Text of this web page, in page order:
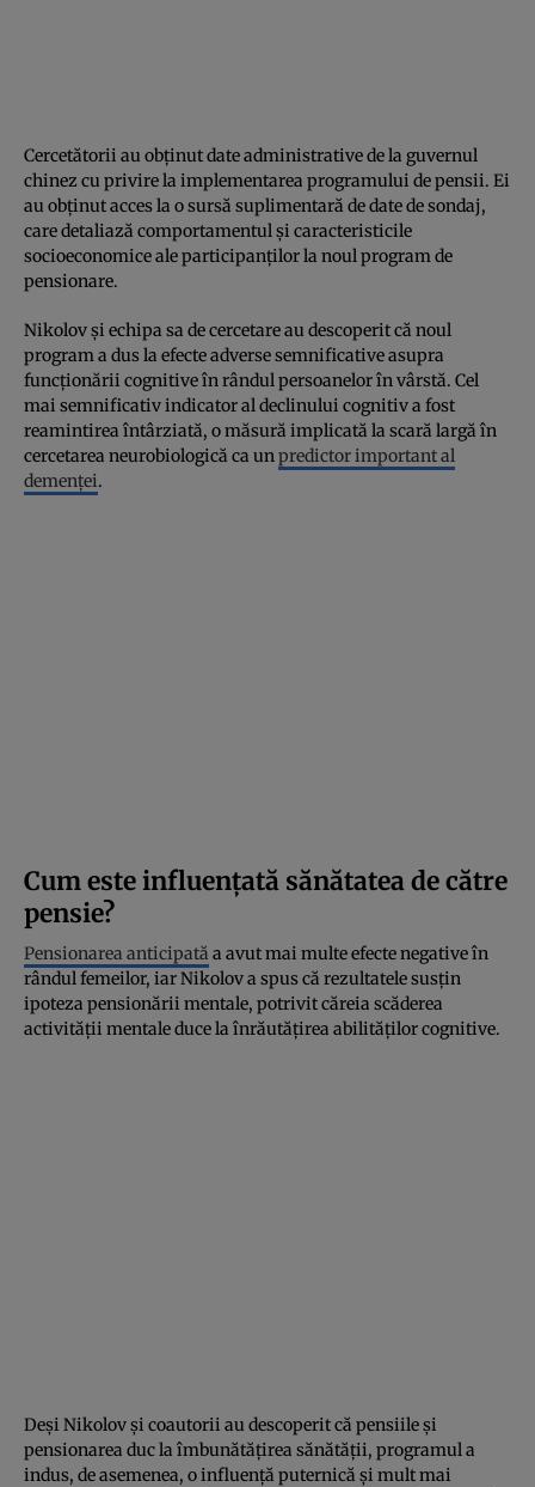
Cercetătorii au obținut date administrative de la guvernul
chinez cu privire la implementarea programului de pensii. Ei
au obținut acces la o sursă suplimentară de date de sondaj,
care detaliază comportamentul și caracteristicile
socioeconomice ale participanților la noul program de
pensionare.
Nikolov și echipa sa de cercetare au descoperit că noul
program a dus la efecte adverse semnificative asupra
funcționării cognitive în rândul persoanelor în vârstă. Cel
mai semnificativ indicator al declinului cognitiv a fost
reamintirea întârziată, o măsură implicată la scară largă în
cercetarea neurobiologică ca unpredictor important al
demenței.
Cum este influențată sănătatea de către
pensie?
Pensionarea anticipată a avut mai multe efecte negative în
rândul femeilor, iar Nikolov a spus că rezultatele susțin
ipoteza pensionării mentale, potrivit căreia scăderea
activității mentale duce la înrăutățirea abilităților cognitive.
Deși Nikolov și coautorii au descoperit că pensiile și
pensionarea duc la îmbunătățirea sănătății, programul a
indus, de asemenea, o influență puternică și mult mai